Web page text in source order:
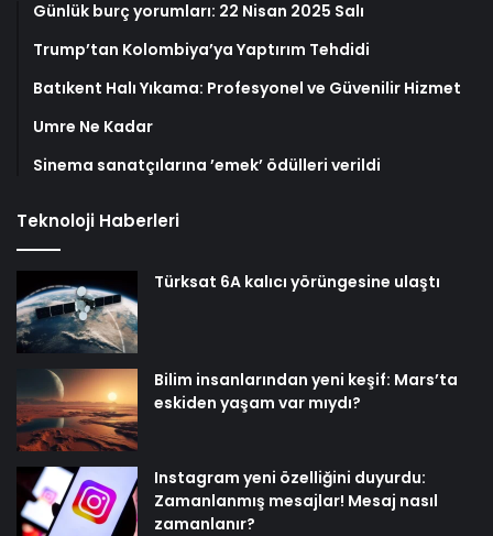
Günlük burç yorumları: 22 Nisan 2025 Salı
Trump’tan Kolombiya’ya Yaptırım Tehdidi
Batıkent Halı Yıkama: Profesyonel ve Güvenilir Hizmet
Umre Ne Kadar
Sinema sanatçılarına ’emek’ ödülleri verildi
Teknoloji Haberleri
Türksat 6A kalıcı yörüngesine ulaştı
Bilim insanlarından yeni keşif: Mars’ta
eskiden yaşam var mıydı?
Instagram yeni özelliğini duyurdu:
Zamanlanmış mesajlar! Mesaj nasıl
zamanlanır?